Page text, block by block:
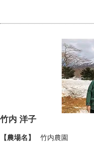
竹内 洋子
【農場名】 竹内農園